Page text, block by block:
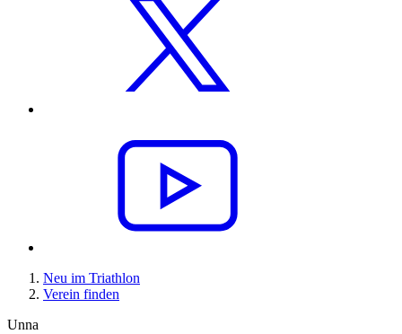
Neu im Triathlon
Verein finden
Unna